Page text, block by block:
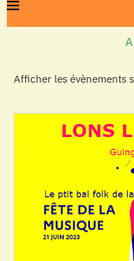
Afficher les évènements